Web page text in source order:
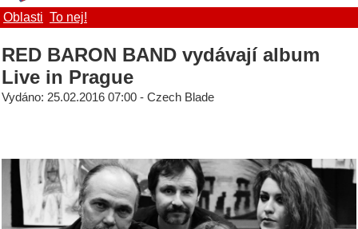
Oblasti To nej!
RED BARON BAND vydávají album
Live in Prague
Vydáno: 25.02.2016 07:00 - Czech Blade